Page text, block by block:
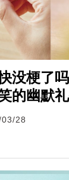
没梗了
的幽默
28